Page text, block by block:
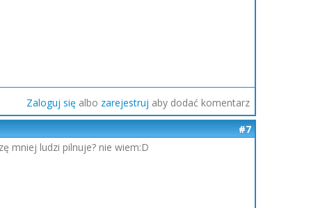
Zaloguj się albo zarejestruj aby dodać komentarz
#7
mniej ludzi pilnuje? nie wiem:D